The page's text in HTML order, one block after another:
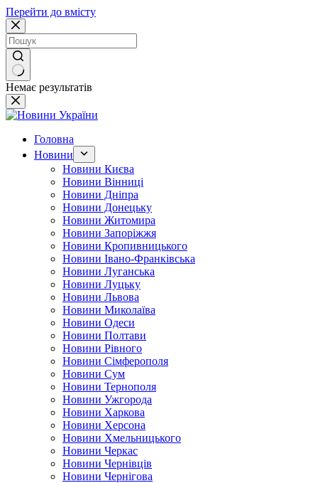
Перейти до вмісту
Немає результатів
Головна
Новини
Новини Києва
Новини Вінниці
Новини Дніпра
Новини Донецьку
Новини Житомира
Новини Запоріжжя
Новини Кропивницького
Новини Івано-Франківська
Новини Луганська
Новини Луцьку
Новини Львова
Новини Миколаїва
Новини Одеси
Новини Полтави
Новини Рівного
Новини Сімферополя
Новини Сум
Новини Тернополя
Новини Ужгорода
Новини Харкова
Новини Херсона
Новини Хмельницького
Новини Черкас
Новини Чернівців
Новини Чернігова